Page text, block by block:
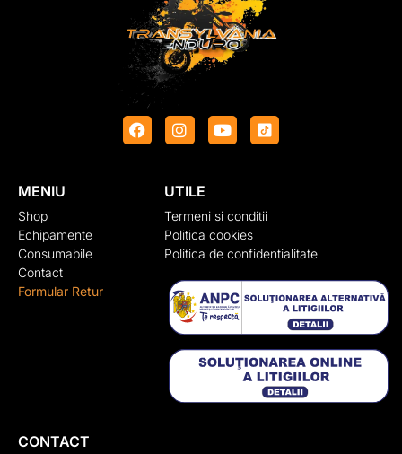
MENIU
Shop
Echipamente
Consumabile
Contact
Formular Retur
UTILE
Termeni si conditii
Politica cookies
Politica de confidentialitate
CONTACT